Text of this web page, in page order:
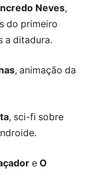
Neves,
do primeiro
a ditadura.
, animação da
, sci-fi sobre
e O